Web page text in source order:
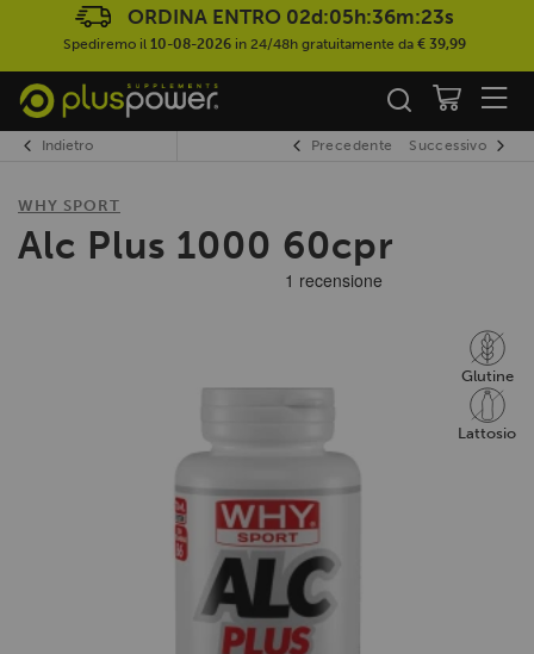
ORDINA ENTRO 02d:05h:36m:23s
Spediremo il 10-08-2026in 24/48h gratuitamente da € 39,99
Indietro Precedente Successivo
WHY SPORT
Alc Plus 1000 60cpr
Glutine
Lattosio